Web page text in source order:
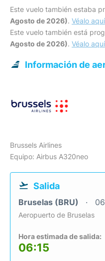
Este vuelo también estaba
Agosto de 2026). Véalo aquí
Este vuelo también está
Agosto de 2026). Véalo aquí
Información de
Brussels Airlines
Equipo: Airbus A320neo
Salida
Bruselas (BRU)
Aeropuerto de Bruselas
Hora estimada de salida:
06:15